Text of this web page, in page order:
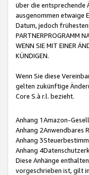
über die entsprechende
ausgenommen etwaige
Datum, jedoch
PARTNERPROGRAMM
WENN SIE MIT EINER
KÜNDIGEN.
Wenn Sie diese
gelten zukünftige
Core S.à r.l. bezieht.
Anhang 1Amazon-
Anhang 2Anwendbares
Anhang
Anhang
Diese Anhänge
vorgeschrieben ist, gilt